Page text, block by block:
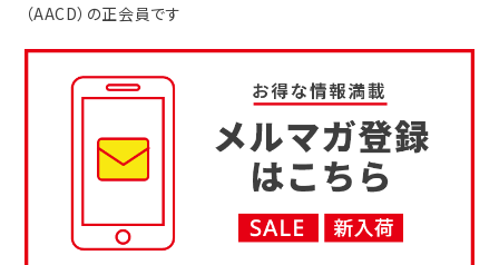
（AACD） の正会員です